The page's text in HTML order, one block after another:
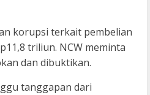
korupsi terkait pembelian
triliun. NCW meminta
dan dibuktikan.
tanggapan dari